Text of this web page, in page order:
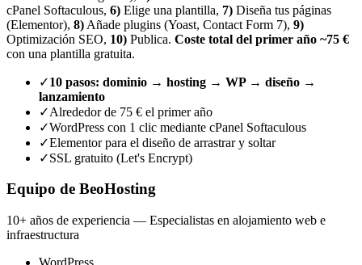
cPanel Softaculous, 6) Elige una plantilla, 7) Diseña tus páginas
(Elementor), 8) Añade plugins (Yoast, Contact Form 7), 9)
Optimización SEO, 10) Publica. Coste total del primer año ~75 €
con una plantilla gratuita.
✓10 pasos: dominio → hosting → WP → diseño →
lanzamiento
✓Alrededor de 75 € el primer año
✓WordPress con 1 clic mediante cPanel Softaculous
✓Elementor para el diseño de arrastrar y soltar
✓SSL gratuito (Let's Encrypt)
Equipo de BeoHosting
10+ años de experiencia — Especialistas en alojamiento web e
infraestructura
WordPress